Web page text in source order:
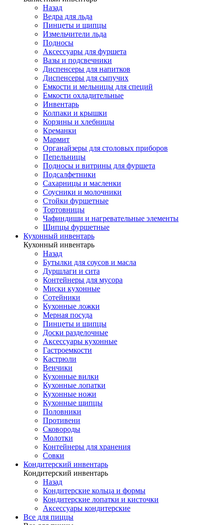
Назад
Ведра для льда
Пинцеты и щипцы
Измельчители льда
Подносы
Аксессуары для фуршета
Вазы и подсвечники
Диспенсеры для напитков
Диспенсеры для сыпучих
Емкости и мельницы для специй
Емкости охладительные
Инвентарь
Колпаки и крышки
Корзины и хлебницы
Креманки
Мармит
Органайзеры для столовых приборов
Пепельницы
Подносы и витрины для фуршета
Подсалфетники
Сахарницы и масленки
Соусники и молочники
Стойки фуршетные
Тортовницы
Чафиндиши и нагревательные элементы
Щипцы фуршетные
Кухонный инвентарь
Кухонный инвентарь
Назад
Бутылки для соусов и масла
Дуршлаги и сита
Контейнеры для мусора
Миски кухонные
Сотейники
Кухонные ложки
Мерная посуда
Пинцеты и щипцы
Доски разделочные
Аксессуары кухонные
Гастроемкости
Кастрюли
Венчики
Кухонные вилки
Кухонные лопатки
Кухонные ножи
Кухонные щипцы
Половники
Противени
Сковороды
Молотки
Контейнеры для хранения
Совки
Кондитерский инвентарь
Кондитерский инвентарь
Назад
Кондитерские кольца и формы
Кондитерские лопатки и кисточки
Аксессуары кондитерские
Все для пиццы